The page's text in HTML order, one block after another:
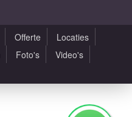
Offerte
Locaties
Foto's
Video's
Algemene voorwaarden